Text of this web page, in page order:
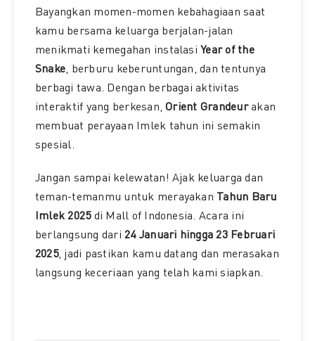
Bayangkan momen-momen kebahagiaan saat
kamu bersama keluarga berjalan-jalan
menikmati kemegahan instalasiYear of the
Snake, berburu keberuntungan, dan tentunya
berbagi tawa. Dengan berbagai aktivitas
interaktif yang berkesan,Orient Grandeurakan
membuat perayaan Imlek tahun ini semakin
spesial.
Jangan sampai kelewatan! Ajak keluarga dan
teman-temanmu untuk merayakan Tahun Baru
Imlek 2025di Mall of Indonesia. Acara ini
berlangsung dari24 Januari hingga 23 Februari
2025, jadi pastikan kamu datang dan merasakan
langsung keceriaan yang telah kami siapkan.